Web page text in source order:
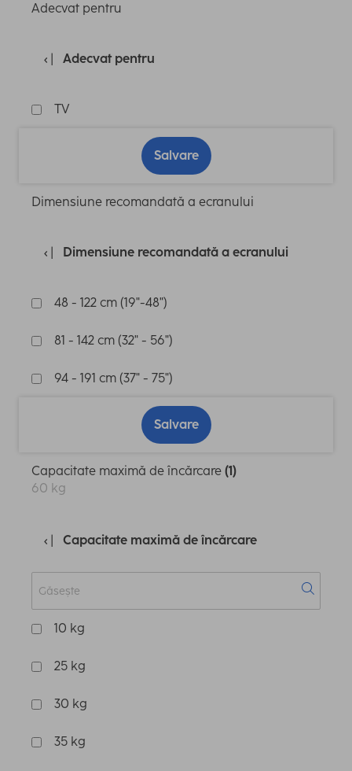
Adecvat pentru
Adecvat pentru
TV
Salvare
Dimensiune recomandată a ecranului
Dimensiune recomandată a ecranului
48 - 122 cm (19"-48")
81 - 142 cm (32" - 56")
94 - 191 cm (37" - 75")
Salvare
Capacitate maximă de încărcare (1)
60 kg
Capacitate maximă de încărcare
10 kg
25 kg
30 kg
35 kg